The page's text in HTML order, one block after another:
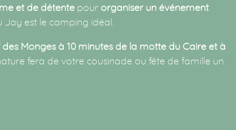
et de détente pour organiser un événement
Jay est le camping idéal.
Monges à 10 minutes de la motte du Caire et à
fera de votre cousinade ou fête de famille un